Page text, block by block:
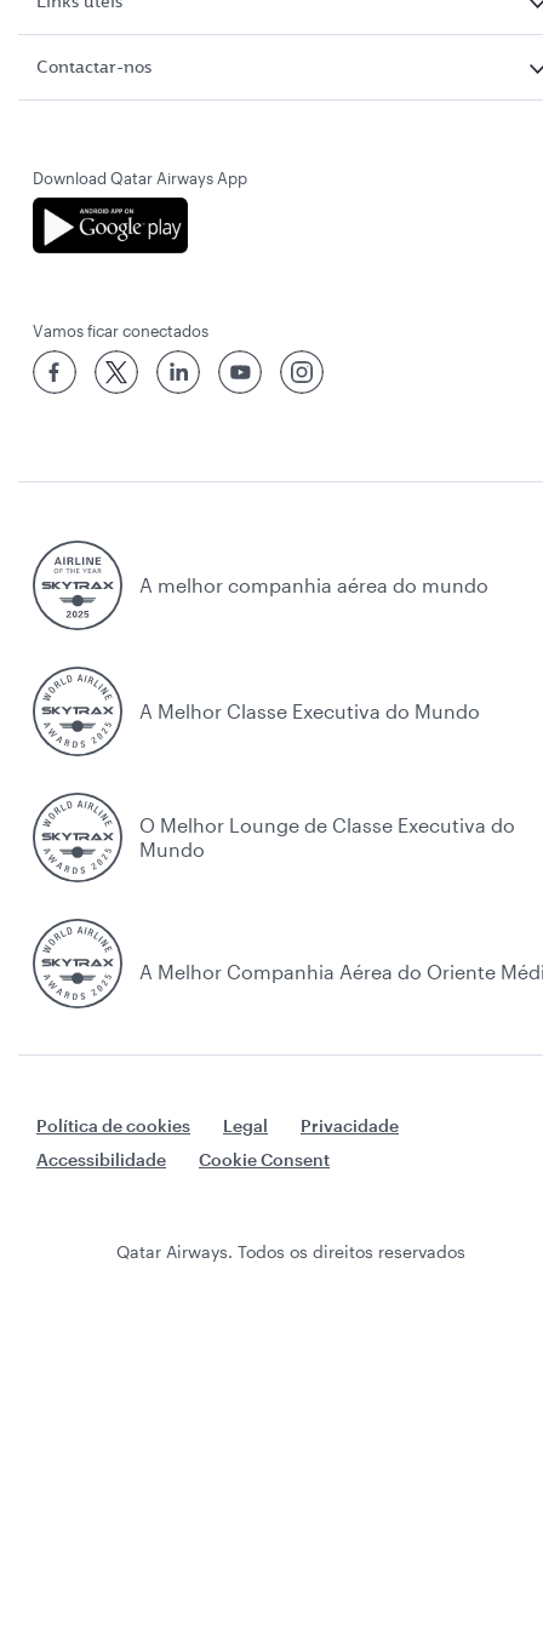
Contactar-nos
Download Qatar Airways App
Vamos ficar conectados
A melhor companhia aérea do mundo
A Melhor Classe Executiva do Mundo
O Melhor Lounge de Classe Executiva do
Mundo
A Melhor Companhia Aérea do Oriente
Política de cookies Legal
Privacidade
Accessibilidade
Cookie Consent
Qatar Airways. Todos os direitos reservados